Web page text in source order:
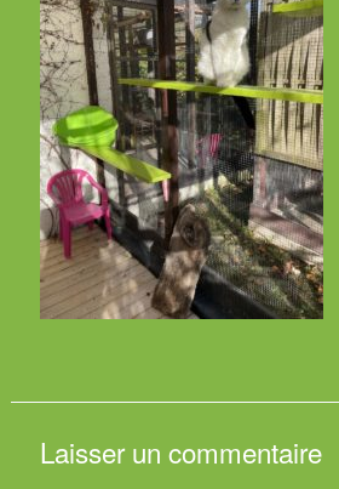
Laisser un commentaire